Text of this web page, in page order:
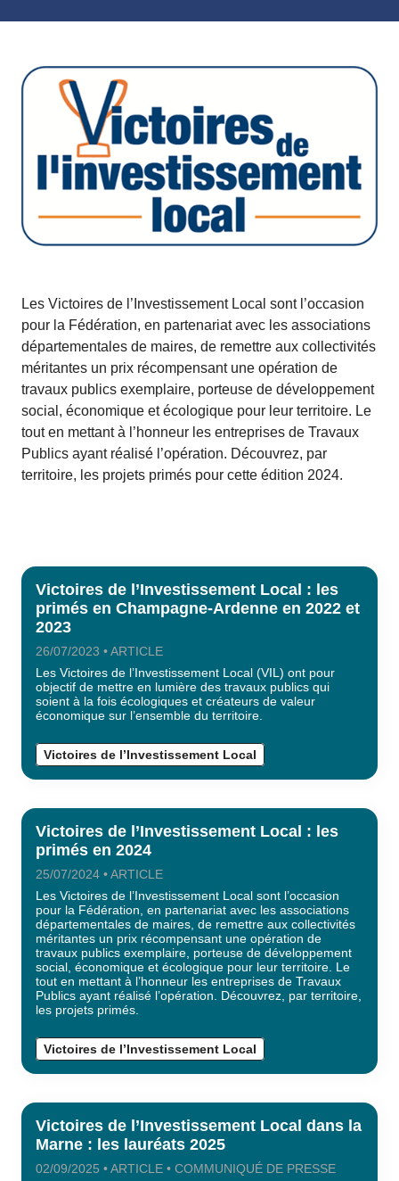
Les Victoires de l’Investissement Local sont l’occasion
pour la Fédération, en partenariat avec les associations
départementales de maires, de remettre aux collectivités
méritantes un prix récompensant une opération de
travaux publics exemplaire, porteuse de développement
social, économique et écologique pour leur territoire. Le
tout en mettant à l’honneur les entreprises de Travaux
Publics ayant réalisé l’opération. Découvrez, par
territoire, les projets primés pour cette édition 2024.
Victoires de l’Investissement Local : les
primés en Champagne-Ardenne en 2022 et
2023
26/07/2023 • ARTICLE
Les Victoires de l’Investissement Local (VIL) ont pour
objectif de mettre en lumière des travaux publics qui
soient à la fois écologiques et créateurs de valeur
économique sur l’ensemble du territoire.
Victoires de l’Investissement Local
Victoires de l’Investissement Local : les
primés en 2024
25/07/2024 • ARTICLE
Les Victoires de l’Investissement Local sont l’occasion
pour la Fédération, en partenariat avec les associations
départementales de maires, de remettre aux collectivités
méritantes un prix récompensant une opération de
travaux publics exemplaire, porteuse de développement
social, économique et écologique pour leur territoire. Le
tout en mettant à l’honneur les entreprises de Travaux
Publics ayant réalisé l’opération. Découvrez, par territoire,
les projets primés.
Victoires de l’Investissement Local
Victoires de l’Investissement Local dans la
Marne : les lauréats 2025
02/09/2025 • ARTICLE • COMMUNIQUÉ DE PRESSE